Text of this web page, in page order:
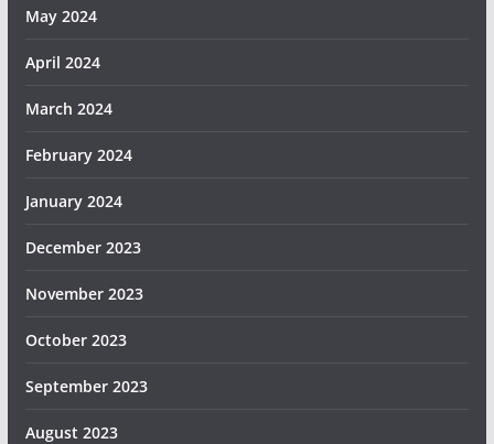
May 2024
April 2024
March 2024
February 2024
January 2024
December 2023
November 2023
October 2023
September 2023
August 2023